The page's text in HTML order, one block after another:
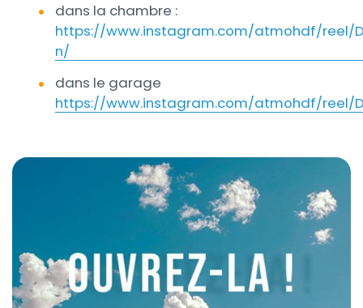
dans la chambre :
https://www.instagram.com/atmohdf/reel/
n/
dans le garage
https://www.instagram.com/atmohdf/reel/
Titre
Article - Air intérieur : ouvrez pour le préserver
Visuel